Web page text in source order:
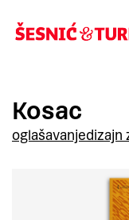
Kosac
oglašavanjedizajn